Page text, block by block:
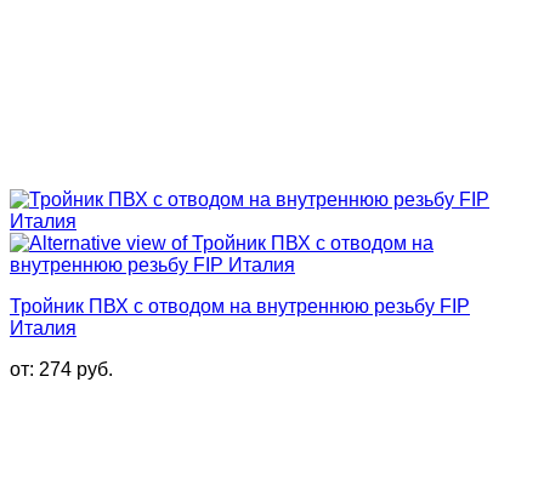
Тройник ПВХ с отводом на внутреннюю резьбу FIP
Италия
от: 274 руб.